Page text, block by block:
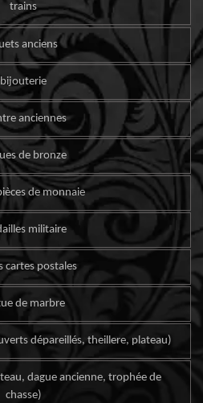
trains
anciens
bijouterie
anciennes
de bronze
de monnaie
militaire
cartes postales
de marbre
dépareillés, theillere, plateau)
dague ancienne, trophée de
chasse)